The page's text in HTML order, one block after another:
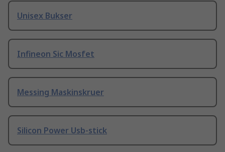
Unisex Bukser
Infineon Sic Mosfet
Messing Maskinskruer
Silicon Power Usb-stick